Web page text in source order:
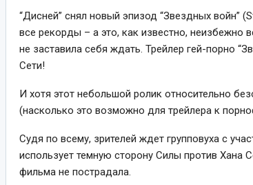
“Дисней” снял новый эпизод “Звездных войн”
все рекорды – а это, как известно, неизбежно
не заставила себя ждать. Трейлер гей-порно
Сети!
И хотя этот небольшой ролик относительно
(насколько это возможно для трейлера к
Судя по всему, зрителей ждет групповуха с
использует темную сторону Силы против Хана
фильма не пострадала.